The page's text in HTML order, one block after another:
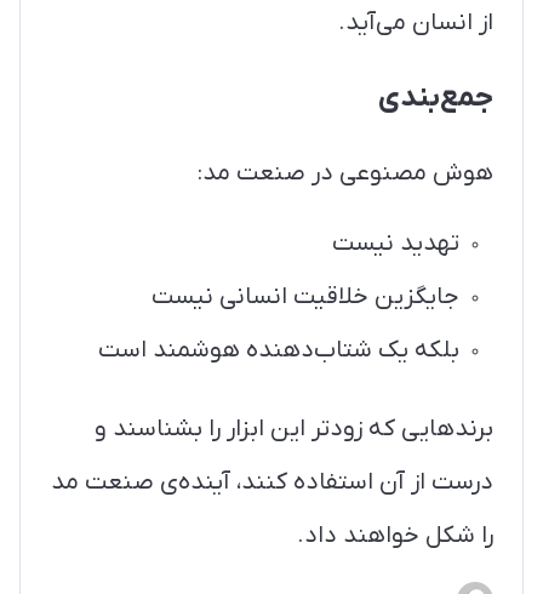
از انسان می‌آید.
جمع‌بندی
هوش مصنوعی در صنعت مد:
تهدید نیست
جایگزین خلاقیت انسانی نیست
بلکه یک شتاب‌دهنده هوشمند است
برندهایی که زودتر این ابزار را بشناسند و
درست از آن استفاده کنند، آینده‌ی صنعت مد
را شکل خواهند داد.